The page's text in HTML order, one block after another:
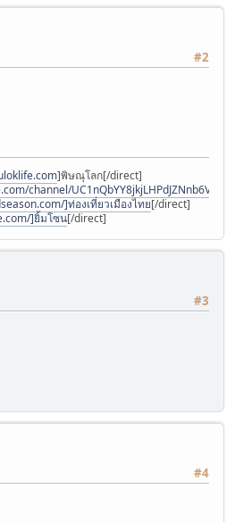
#2
]พิษณุโลก[/direct]
channel/
]ท่องเที่ยวเมืองไทย[/direct]
]ยิ้มโซน[/direct]
#3
#4